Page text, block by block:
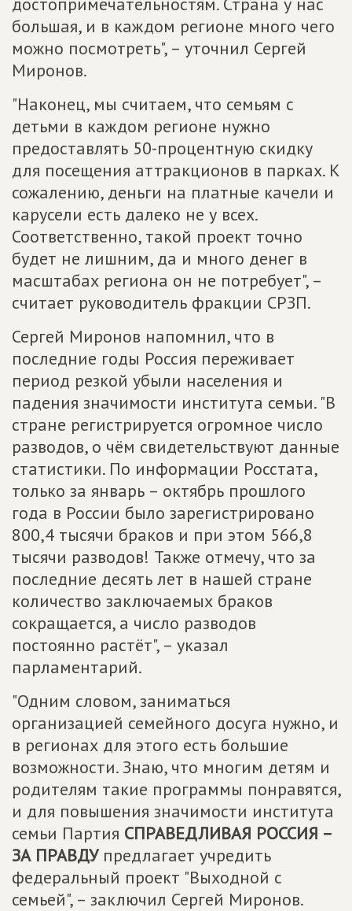
большая, и в каждом регионе много чего
можно посмотреть", – уточнил Сергей
Миронов.
"Наконец, мы считаем, что семьям с
детьми в каждом регионе нужно
предоставлять 50-процентную скидку
для посещения аттракционов в парках. К
сожалению, деньги на платные качели и
карусели есть далеко не у всех.
Соответственно, такой проект точно
будет не лишним, да и много денег в
масштабах региона он не потребует", –
считает руководитель фракции СРЗП.
Сергей Миронов напомнил, что в
последние годы Россия переживает
период резкой убыли населения и
падения значимости института семьи. "В
стране регистрируется огромное число
разводов, о чём свидетельствуют данные
статистики. По информации Росстата,
только за январь – октябрь прошлого
года в России было зарегистрировано
800,4 тысячи браков и при этом 566,8
тысячи разводов! Также отмечу, что за
последние десять лет в нашей стране
количество заключаемых браков
сокращается, а число разводов
постоянно растёт", – указал
парламентарий.
"Одним словом, заниматься
организацией семейного досуга нужно, и
в регионах для этого есть большие
возможности. Знаю, что многим детям и
родителям такие программы понравятся,
и для повышения значимости института
семьи Партия СПРАВЕДЛИВАЯ РОССИЯ –
ЗА ПРАВДУпредлагает учредить
федеральный проект "Выходной с
семьей", – заключил Сергей Миронов.